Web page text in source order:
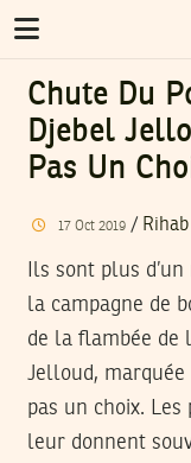
Chute Du
Djebel
Pas Un
17 Oct 2019/
Ils sont plus
la campagne de
de la flambée de
Jelloud, marquée
pas un choix.
leur donnent